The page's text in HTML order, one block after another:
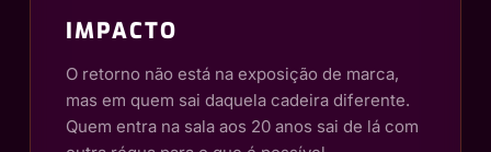
IMPACTO
O retorno não está na exposição de marca,
mas em quem sai daquela cadeira diferente.
Quem entra na sala aos 20 anos sai de lá com